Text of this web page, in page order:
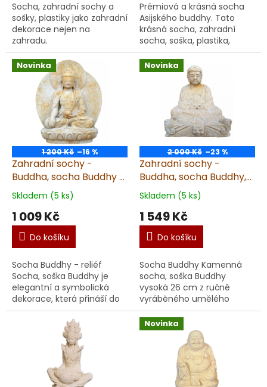
Socha, zahradní sochy a
sošky, plastiky jako zahradní
dekorace nejen na
zahradu.
Prémiová a krásná socha
Asijského buddhy. Tato
krásná socha, zahradní
socha, soška, plastika,
dekorace je určena
ke krásně zdekorovanému
prostoru, do kterého je
Novinka
1 200 Kč –16 %
Zahradní sochy -
Buddha, socha Buddhy -
reliéf, výška 35 cm, 4,1
kg, pískovec
Skladem (5 ks)
1 009 Kč
Do košíku
Socha Buddhy - reliéf
Socha, soška Buddhy je
elegantní a symbolická
dekorace, která přináší do
prostoru klid, duchovní
rovnováhu a estetickou
krásu. Tento oblíbený m...
Novinka
2 000 Kč –23 %
Zahradní sochy -
Buddha, socha Buddhy,
výška 26 cm, 7,5 kg,
pískovec
Skladem (5 ks)
1 549 Kč
Do košíku
Socha Buddhy Kamenná
socha, soška Buddhy
vysoká 26 cm z ručně
vyráběného umělého
pískovce. Detailní
zpracování a přírodní
vzhled. Ideální dekorace do
zahrady i inter...
Novinka